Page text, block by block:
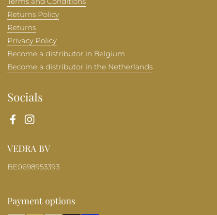
Returns Policy
Returns
Privacy Policy
Become a distributor in Belgium
Become a distributor in the Netherlands
Socials
FacebookInstagram
VEDRA BV
BE0698953393
Payment options